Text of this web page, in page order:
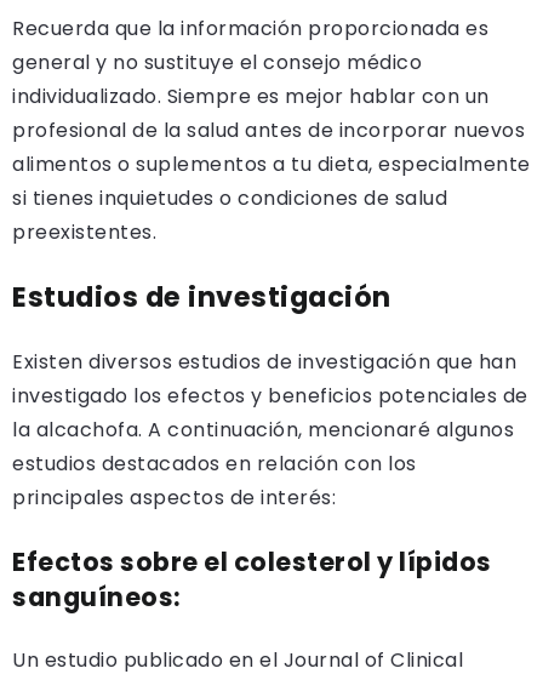
Recuerda que la información proporcionada es
general y no sustituye el consejo médico
individualizado. Siempre es mejor hablar con un
profesional de la salud antes de incorporar nuevos
alimentos o suplementos a tu dieta, especialmente
si tienes inquietudes o condiciones de salud
preexistentes.
Estudios de investigación
Existen diversos estudios de investigación que han
investigado los efectos y beneficios potenciales de
la alcachofa. A continuación, mencionaré algunos
estudios destacados en relación con los
principales aspectos de interés:
Efectos sobre el colesterol y lípidos
sanguíneos:
Un estudio publicado en el Journal of Clinical